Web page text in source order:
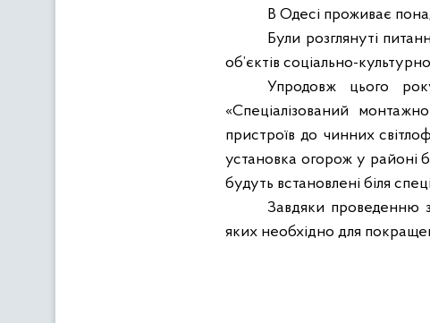
В Одесі проживає
Були розглянуті
об’єктів соціально-
Упродовж цього
«Спеціалізований
пристроїв до чинних
установка огорож у районі
будуть встановлені біля
Завдяки проведенню
яких необхідно для